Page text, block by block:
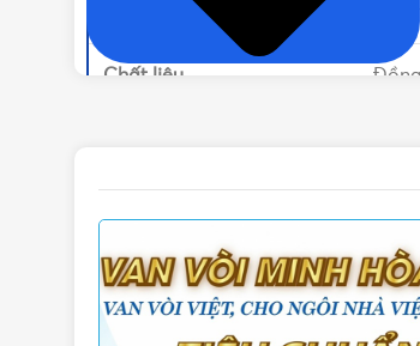
Đường kính 76
Chất liệu Đồng
Nhiệt độ làm việc 120